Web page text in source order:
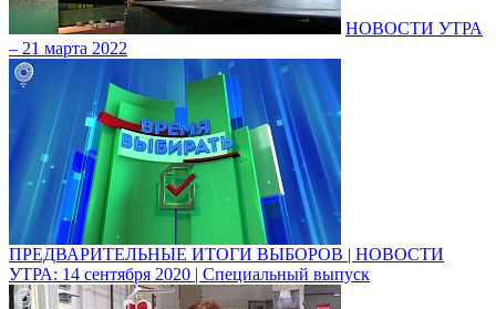
НОВОСТИ УТРА
– 21 марта 2022
ПРЕДВАРИТЕЛЬНЫЕ ИТОГИ ВЫБОРОВ | НОВОСТИ
УТРА: 14 сентября 2020 | Специальный выпуск